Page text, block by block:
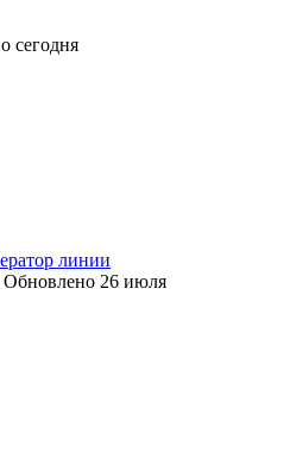
сегодня
линии
Обновлено 26 июля